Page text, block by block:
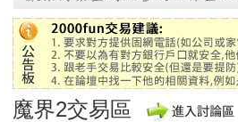
魔界2交易區